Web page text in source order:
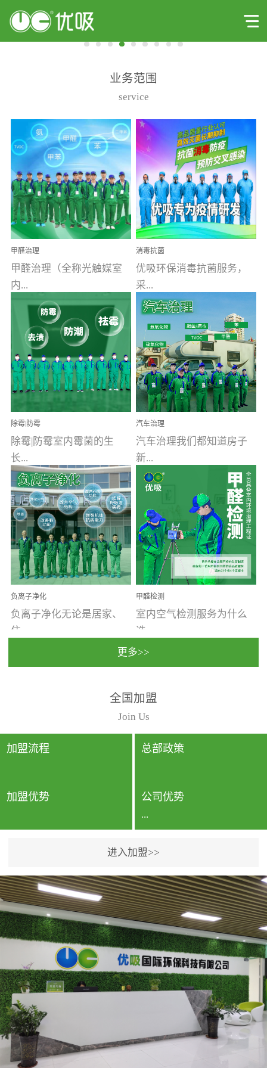
业务范围
service
甲醛治理
甲醛治理（全称光触媒室
内...
空气污染净化治理）工业
文明的进步，创造了多姿
多彩的家居产品和生活情
调，但也带来了以甲醛为
首的室内...
消毒抗菌
优吸环保消毒抗菌服务，
采...
用行业公认奥维牌消毒
液，具备杀死人体冠状病
毒的功效，杀菌率
99.99%。相对于传统消毒
液来说，无...
除霉|防霉
除霉|防霉室内霉菌的生
长...
受温度、湿度、基质养
分、通风四个条件影响，
温暖潮湿、营养物质多、
通风缓慢的空间最易滋生
大量霉菌的...
汽车治理
汽车治理我们都知道房子
新...
装修完会有甲醛，其实汽
车的甲醛超标问题更为严
重。汽车的空间范围小，
配件、皮具、装饰多，这
些都是汽...
负离子净化
负离子净化无论是居家、
住...
动，人类长时间停留的室
内空间都有整体消毒的需
要。因为空间内人流携带
的、空气...
甲醛检测
室内空气检测服务为什么
选...
行国家规定的标准检测方
法，空气采样量准确，检
测结果可靠，远胜于其他
检测...
更多>>
全国加盟
Join Us
加盟流程 总部政策
加盟优势 公司优势
...
专利保护优势、双甲资质
企业（“室内环境净化治理
甲级施工资质”“室内环境
污染治理资质等级证
书”）、拥有多名高级《环
境工程高级工程师》室内
空气治理资格认证的治理
人员、掌握室内空气净化
治理实用技术和五项专利
技术、八项计算机软件著
作权登记证书等。研发实
进入加盟>>